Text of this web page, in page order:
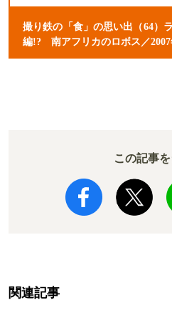
撮り鉄の「食」の思い出（64）
編!? 南アフリカのロボス／2007
この記事
関連記事